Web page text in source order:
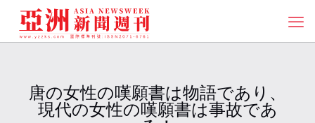
唐の女性の嘆願書は物語であり、
現代の女性の嘆願書は事故であ